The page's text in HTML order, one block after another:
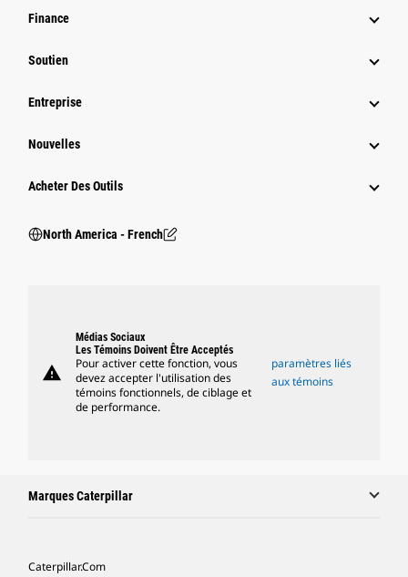
Finance
Soutien
Entreprise
Nouvelles
Acheter Des Outils
North America - French
warning
Médias Sociaux
Les Témoins Doivent Être Acceptés
Pour activer cette fonction, vous
devez accepter l'utilisation des
témoins fonctionnels, de ciblage et
de performance.
paramètres liés
aux témoins
Marques Caterpillar
Caterpillar.com